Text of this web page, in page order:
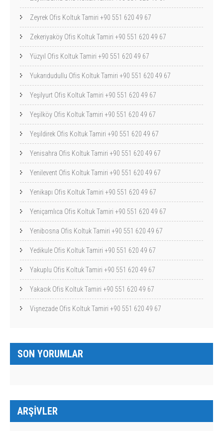
Zeyrek Ofis Koltuk Tamiri +90 551 620 49 67
Zekeriyaköy Ofis Koltuk Tamiri +90 551 620 49 67
Yüzyıl Ofis Koltuk Tamiri +90 551 620 49 67
Yukarıdudullu Ofis Koltuk Tamiri +90 551 620 49 67
Yeşilyurt Ofis Koltuk Tamiri +90 551 620 49 67
Yeşilköy Ofis Koltuk Tamiri +90 551 620 49 67
Yeşildirek Ofis Koltuk Tamiri +90 551 620 49 67
Yenisahra Ofis Koltuk Tamiri +90 551 620 49 67
Yenilevent Ofis Koltuk Tamiri +90 551 620 49 67
Yenikapı Ofis Koltuk Tamiri +90 551 620 49 67
Yeniçamlıca Ofis Koltuk Tamiri +90 551 620 49 67
Yenibosna Ofis Koltuk Tamiri +90 551 620 49 67
Yedikule Ofis Koltuk Tamiri +90 551 620 49 67
Yakuplu Ofis Koltuk Tamiri +90 551 620 49 67
Yakacık Ofis Koltuk Tamiri +90 551 620 49 67
Vişnezade Ofis Koltuk Tamiri +90 551 620 49 67
SON YORUMLAR
ARŞIVLER